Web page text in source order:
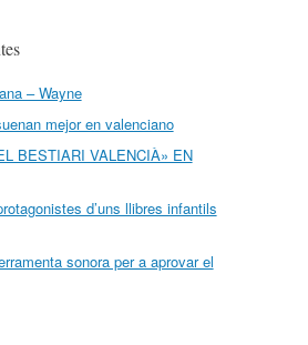
– Wayne
mejor en valenciano
BESTIARI VALENCIÀ» EN
d’uns llibres infantils
sonora per a aprovar el